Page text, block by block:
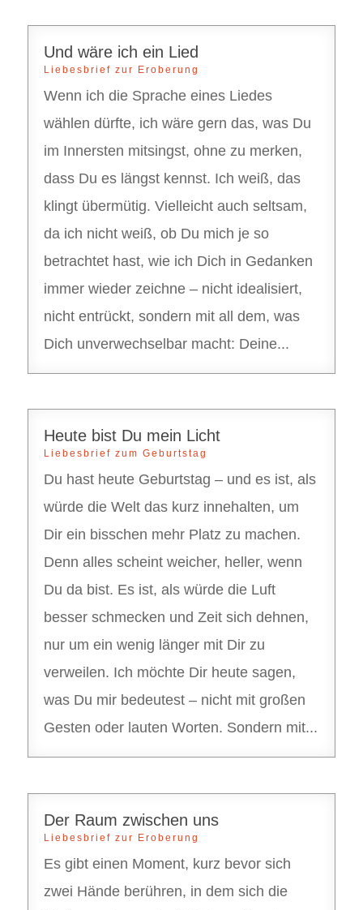
Und wäre ich ein Lied
Liebesbrief zur Eroberung
Wenn ich die Sprache eines Liedes
wählen dürfte, ich wäre gern das, was Du
im Innersten mitsingst, ohne zu merken,
dass Du es längst kennst. Ich weiß, das
klingt übermütig. Vielleicht auch seltsam,
da ich nicht weiß, ob Du mich je so
betrachtet hast, wie ich Dich in Gedanken
immer wieder zeichne – nicht idealisiert,
nicht entrückt, sondern mit all dem, was
Dich unverwechselbar macht: Deine...
Heute bist Du mein Licht
Liebesbrief zum Geburtstag
Du hast heute Geburtstag – und es ist, als
würde die Welt das kurz innehalten, um
Dir ein bisschen mehr Platz zu machen.
Denn alles scheint weicher, heller, wenn
Du da bist. Es ist, als würde die Luft
besser schmecken und Zeit sich dehnen,
nur um ein wenig länger mit Dir zu
verweilen. Ich möchte Dir heute sagen,
was Du mir bedeutest – nicht mit großen
Gesten oder lauten Worten. Sondern mit...
Der Raum zwischen uns
Liebesbrief zur Eroberung
Es gibt einen Moment, kurz bevor sich
zwei Hände berühren, in dem sich die